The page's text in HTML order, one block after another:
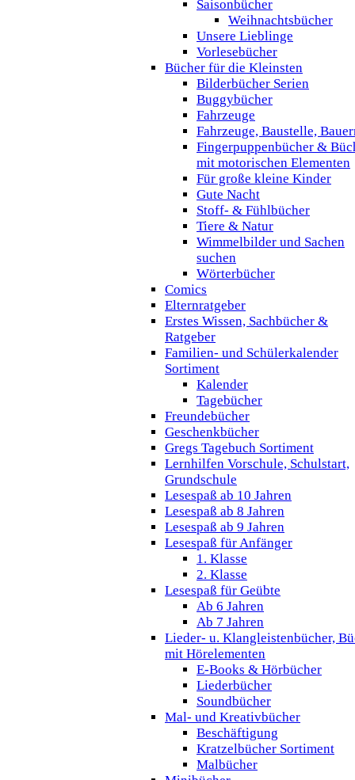
Saisonbücher
Weihnachtsbücher
Unsere Lieblinge
Vorlesebücher
Bücher für die Kleinsten
Bilderbücher Serien
Buggybücher
Fahrzeuge
Fahrzeuge, Baustelle,
Fingerpuppenbücher &
mit motorischen Elementen
Für große kleine Kinder
Gute Nacht
Stoff- & Fühlbücher
Tiere & Natur
Wimmelbilder und Sachen
suchen
Wörterbücher
Comics
Elternratgeber
Erstes Wissen, Sachbücher &
Ratgeber
Familien- und Schülerkalender
Sortiment
Kalender
Tagebücher
Freundebücher
Geschenkbücher
Gregs Tagebuch Sortiment
Lernhilfen Vorschule, Schulstart,
Grundschule
Lesespaß ab 10 Jahren
Lesespaß ab 8 Jahren
Lesespaß ab 9 Jahren
Lesespaß für Anfänger
1. Klasse
2. Klasse
Lesespaß für Geübte
Ab 6 Jahren
Ab 7 Jahren
Lieder- u. Klangleistenbücher,
mit Hörelementen
E-Books & Hörbücher
Liederbücher
Soundbücher
Mal- und Kreativbücher
Beschäftigung
Kratzelbücher Sortiment
Malbücher